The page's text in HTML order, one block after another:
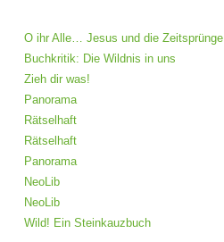
O ihr Alle… Jesus und die Zeitsprünge
Buchkritik: Die Wildnis in uns
Zieh dir was!
Panorama
Rätselhaft
Rätselhaft
Panorama
NeoLib
NeoLib
Wild! Ein Steinkauzbuch